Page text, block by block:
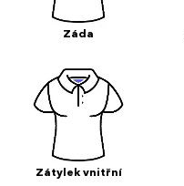
Záda
Zátylek vnitřní